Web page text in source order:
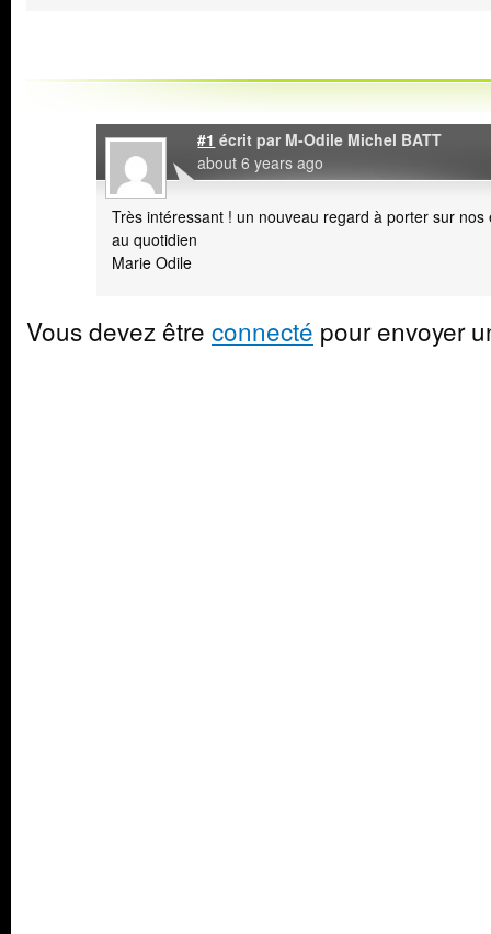
#1 écrit par M-Odile Michel BATT
about 6 years ago
Très intéressant ! un nouveau regard à porter sur
au quotidien
Marie Odile
Vous devez être connecté pour envoyer